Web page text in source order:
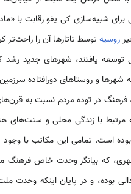
شبیه‌سازی کی یفو رقابت با
روسیهتوسط تاتارها آن را راحت‌تر
یافتند، شهرهای جدید
شهرها و روستاهای دورافتاده سرزمین
مرتبط با زندگی محلی و سنت‌های
است. تمامی این مکاتب با
که بیانگر وحدت خاص فرهنگ
بوده، و در پایان اینکه وحدت